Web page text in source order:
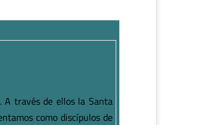
A través de ellos la Santa
como discípulos de